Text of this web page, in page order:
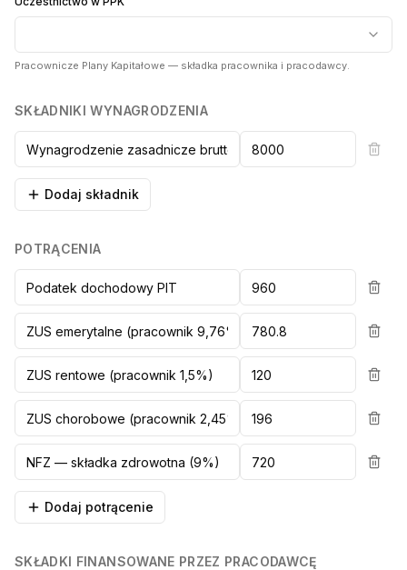
Pracownicze Plany Kapitałowe — składka pracownika i pracodawcy.
SKŁADNIKI WYNAGRODZENIA
Dodaj składnik
POTRĄCENIA
Dodaj potrącenie
SKŁADKI FINANSOWANE PRZEZ PRACODAWCĘ